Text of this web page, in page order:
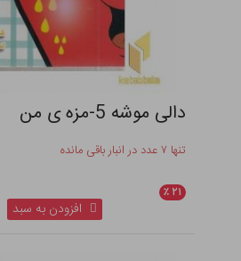
دالی موشه 5-مزه ی من
تنها ۷ عدد در انبار باقی مانده
۲۱ ٪
افزودن به سبد